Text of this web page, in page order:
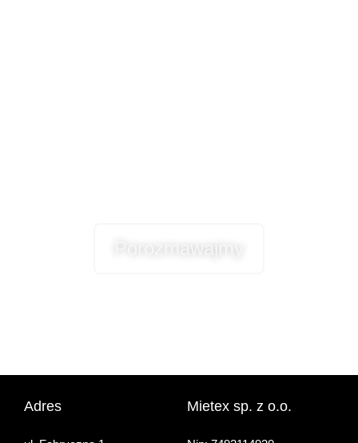
Porozmawajmy
Adres Mietex sp. z o.o.